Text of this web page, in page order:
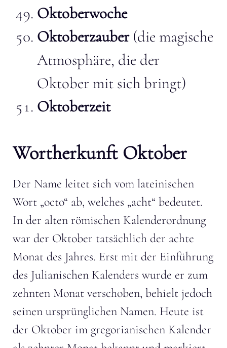
Oktoberwoche
Oktoberzauber(die magische
Atmosphäre, die der
Oktober mit sich bringt)
Oktoberzeit
Wortherkunft Oktober
Der Name leitet sich vom lateinischen
Wort „octo“ ab, welches „acht“ bedeutet.
In der alten römischen Kalenderordnung
war der Oktober tatsächlich der achte
Monat des Jahres. Erst mit der Einführung
des Julianischen Kalenders wurde er zum
zehnten Monat verschoben, behielt jedoch
seinen ursprünglichen Namen. Heute ist
der Oktober im gregorianischen Kalender